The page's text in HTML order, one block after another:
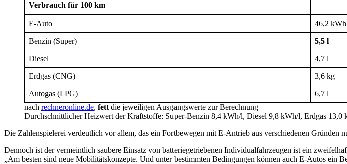
Verbrauch für 100 km
E-Auto 46,2 kWh
Benzin (Super) 5,5 l
Diesel 4,7 l
Erdgas (CNG) 3,6 kg
Autogas (LPG) 6,7 l
nach rechneronline.de, fett die jeweiligen Ausgangswerte zur Berechnung
Durchschnittlicher Heizwert der Kraftstoffe: Super-Benzin 8,4 kWh/l, Diesel 9,8 kWh/l, Erdgas 13,0
Die Zahlenspielerei verdeutlich vor allem, das ein Fortbewegen mit E-Antrieb aus verschiedenen
Dennoch ist der vermeintlich saubere Einsatz von batteriegetriebenen Individualfahrzeugen ist ein
„Am besten sind neue Mobilitätskonzepte. Und unter bestimmten Bedingungen können auch E-Autos ein